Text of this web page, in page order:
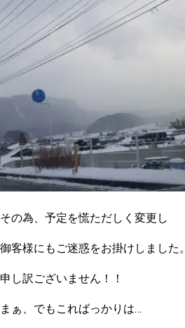
その為、予定を慌ただしく変更し
御客様にもご迷惑をお掛けしました。
申し訳ございません！！
まぁ、でもこればっかりは…